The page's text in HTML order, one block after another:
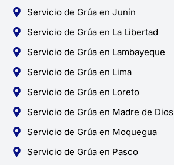
Servicio de Grúa en Junín
Servicio de Grúa en La Libertad
Servicio de Grúa en Lambayeque
Servicio de Grúa en Lima
Servicio de Grúa en Loreto
Servicio de Grúa en Madre de Dios
Servicio de Grúa en Moquegua
Servicio de Grúa en Pasco